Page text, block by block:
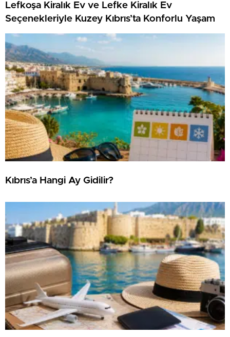
Lefkoşa Kiralık Ev ve Lefke Kiralık Ev
Seçenekleriyle Kuzey Kıbrıs’ta Konforlu Yaşam
Kıbrıs’a Hangi Ay Gidilir?